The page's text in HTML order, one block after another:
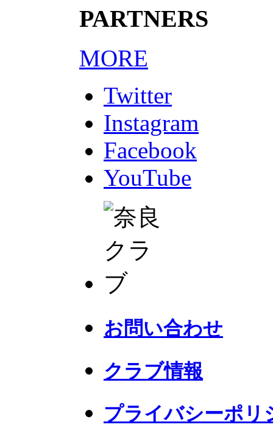
PARTNERS
MORE
Twitter
Instagram
Facebook
YouTube
お問い合わせ
クラブ情報
プライバシーポリ